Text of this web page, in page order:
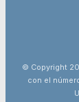
© Copyright
con el